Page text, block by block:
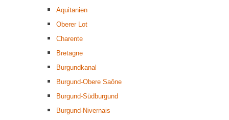
Aquitanien
Oberer Lot
Charente
Bretagne
Burgundkanal
Burgund-Obere Saône
Burgund-Südburgund
Burgund-Nivernais